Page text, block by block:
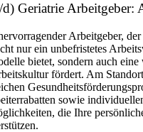
Geriatrie Arbeitgeber:
Arbeitgeber, der
nur ein unbefristetes
bietet, sondern auch eine
fördert. Am
sowie
die Ihre